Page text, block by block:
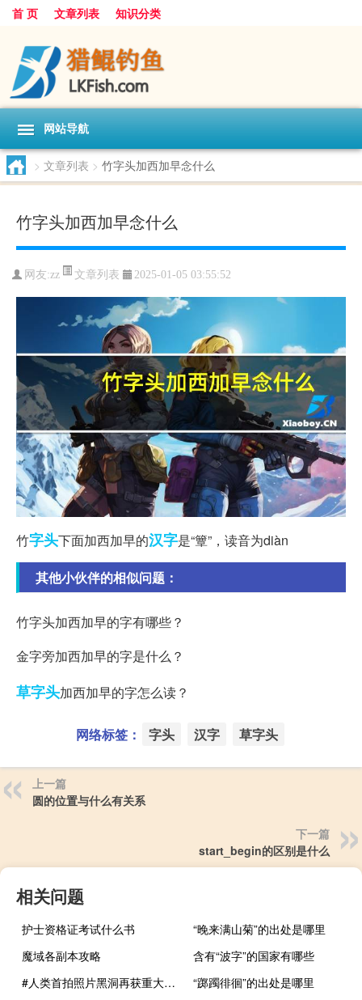
首 页 文章列表 知识分类
网站导航
> 文章列表 > 竹字头加西加早念什么
竹字头加西加早念什么
网友:zz 文章列表 2025-01-05 03:55:52
竹字头下面加西加早的汉字是“簟”，读音为diàn
其他小伙伴的相似问题：
竹字头加西加早的字有哪些？
金字旁加西加早的字是什么？
草字头加西加早的字怎么读？
网络标签： 字头 汉字 草字头
上一篇
圆的位置与什么有关系
下一篇
start_begin的区别是什么
相关问题
护士资格证考试什么书
“晚来满山菊”的出处是哪里
魔域各副本攻略
含有“波字”的国家有哪些
#人类首拍照片黑洞再获重大发现##喷流周期性摆动证实黑洞自旋# 到底什么情况嘞
“踯躅徘徊”的出处是哪里